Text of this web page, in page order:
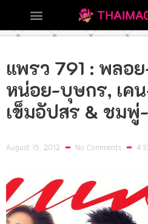
แพรว 791 : พลอ
หน่อย-บุษกร, เค
เข็มอัปสร & ชมพู่
August 15, 2012 No Comments